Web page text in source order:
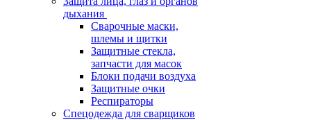
дыхания
Сварочные маски,
шлемы и щитки
Защитные стекла,
запчасти для масок
Блоки подачи воздуха
Защитные очки
Респираторы
Спецодежда для сварщиков